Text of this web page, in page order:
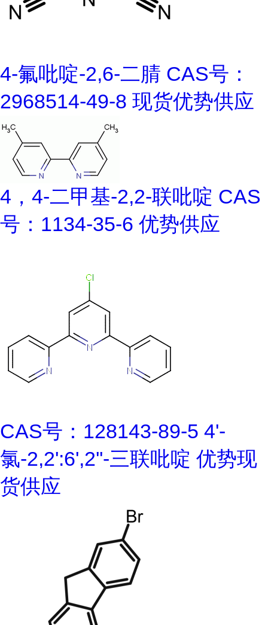
4-氟吡啶-2,6-二腈 CAS号：
2968514-49-8 现货优势供应
4，4-二甲基-2,2-联吡啶 CAS
号：1134-35-6 优势供应
CAS号：128143-89-5 4'-
氯-2,2':6',2''-三联吡啶 优势现
货供应